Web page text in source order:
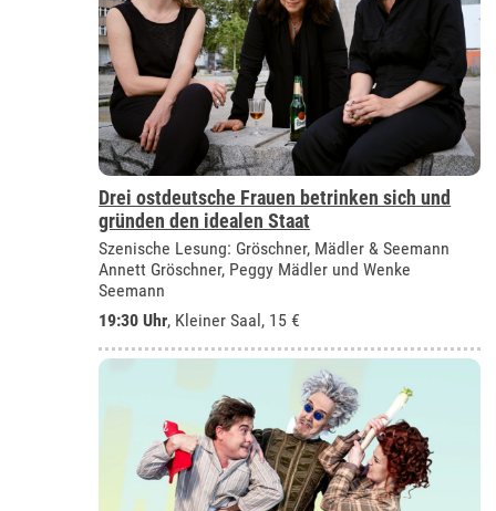
Drei ostdeutsche Frauen betrinken sich und
gründen den idealen Staat
Szenische Lesung: Gröschner, Mädler & Seemann
Annett Gröschner, Peggy Mädler und Wenke
Seemann
19:30 Uhr, Kleiner Saal, 15 €